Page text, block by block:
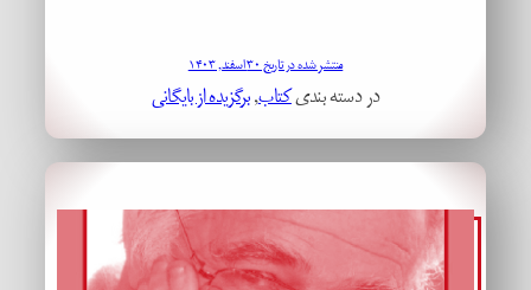
منتشر شده در تاریخ ۳۰ اسفند, ۱۴۰۳
در دسته بندیکتاب, برگزیده از بایگانی